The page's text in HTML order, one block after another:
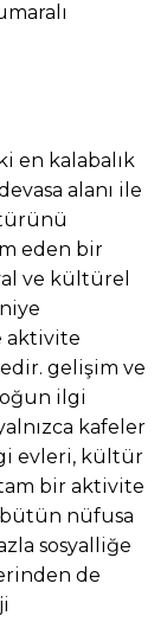
en kalabalık
alanı ile
eden bir
ve kültürel
aktivite
gelişim ve
ilgi
kafeler
evleri, kültür
bir aktivite
bütün nüfusa
sosyalliğe
de